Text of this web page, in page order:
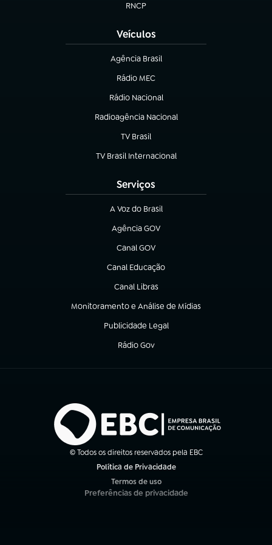
RNCP
(abre em nova aba)
Veículos
Agência Brasil
(abre em nova aba)
Rádio MEC
(abre em nova aba)
Rádio Nacional
Radioagência Nacional
(abre em nova aba)
TV Brasil
(abre em nova aba)
TV Brasil Internacional
(abre em nova aba)
Serviços
A Voz do Brasil
(abre em nova aba)
Agência GOV
(abre em nova aba)
Canal GOV
(abre em nova aba)
Canal Educação
(abre em nova aba)
Canal Libras
(abre em nova aba)
Monitoramento e Análise de Mídias
(abre em nova aba)
Publicidade Legal
(abre em nova aba)
Rádio Gov
(abre em nova aba)
© Todos os direitos reservados pela EBC
Política de Privacidade
Termos de uso
(abre em nova aba)
Preferências de privacidade